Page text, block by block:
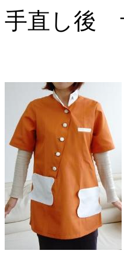
手直し後